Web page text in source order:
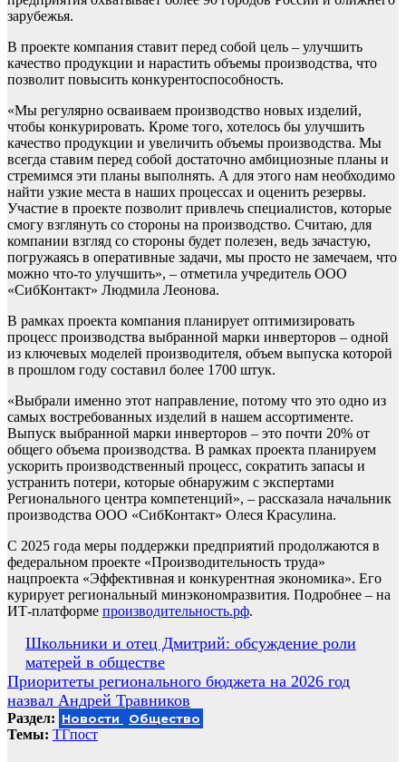
зарубежья.
В проекте компания ставит перед собой цель – улучшить
качество продукции и нарастить объемы производства, что
позволит повысить конкурентоспособность.
«Мы регулярно осваиваем производство новых изделий,
чтобы конкурировать. Кроме того, хотелось бы улучшить
качество продукции и увеличить объемы производства. Мы
всегда ставим перед собой достаточно амбициозные планы и
стремимся эти планы выполнять. А для этого нам необходимо
найти узкие места в наших процессах и оценить резервы.
Участие в проекте позволит привлечь специалистов, которые
смогу взглянуть со стороны на производство. Считаю, для
компании взгляд со стороны будет полезен, ведь зачастую,
погружаясь в оперативные задачи, мы просто не замечаем, что
можно что-то улучшить», – отметила учредитель ООО
«СибКонтакт» Людмила Леонова.
В рамках проекта компания планирует оптимизировать
процесс производства выбранной марки инверторов – одной
из ключевых моделей производителя, объем выпуска которой
в прошлом году составил более 1700 штук.
«Выбрали именно этот направление, потому что это одно из
самых востребованных изделий в нашем ассортименте.
Выпуск выбранной марки инверторов – это почти 20% от
общего объема производства. В рамках проекта планируем
ускорить производственный процесс, сократить запасы и
устранить потери, которые обнаружим с экспертами
Регионального центра компетенций», – рассказала начальник
производства ООО «СибКонтакт» Олеся Красулина.
С 2025 года меры поддержки предприятий продолжаются в
федеральном проекте «Производительность труда»
нацпроекта «Эффективная и конкурентная экономика». Его
курирует региональный минэкономразвития. Подробнее – на
ИТ-платформе производительность.рф.
Навигация
по
записям
Школьники и отец Дмитрий: обсуждение роли
матерей в обществе
Приоритеты регионального бюджета на 2026 год
назвал Андрей Травников
Раздел: Новости Общество
Темы: ТГпост